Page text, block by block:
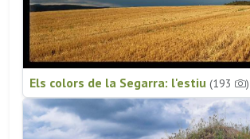
Els colors de la Segarra: l'estiu (193 )